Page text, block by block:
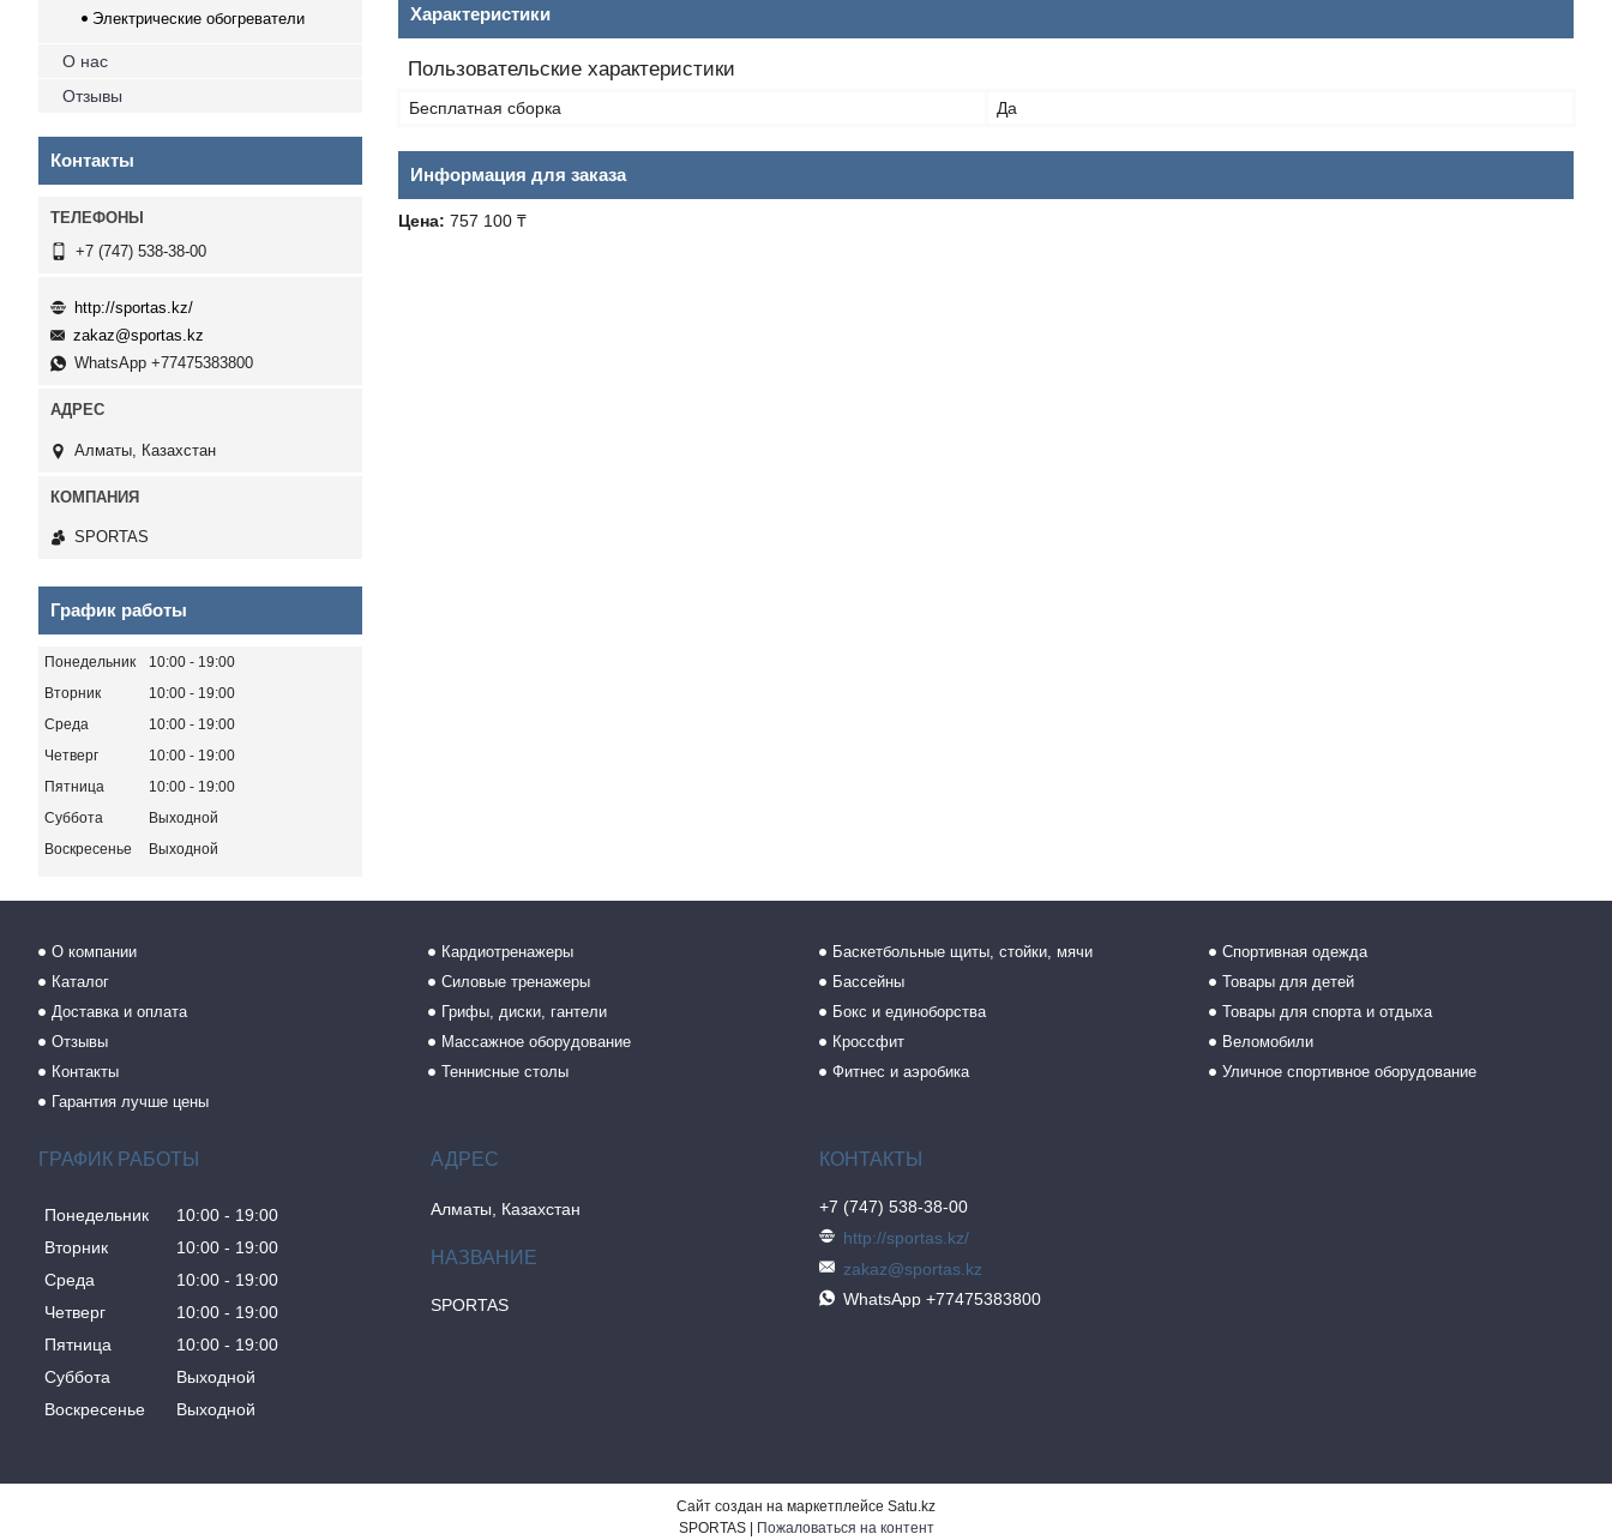
Характеристики
Пользовательские характеристики
Бесплатная сборка Да
Информация для заказа
Цена: 757 100 ₸
Электрические обогреватели
О нас
Отзывы
Контакты
+7 (747) 538-38-00
http://sportas.kz/
zakaz@sportas.kz
WhatsApp +77475383800
Алматы, Казахстан
SPORTAS
График работы
Понедельник 10:00
19:00
Вторник
10:00
19:00
Среда
10:00
19:00
Четверг
10:00
19:00
Пятница
10:00
19:00
Суббота
Выходной
Воскресенье
Выходной
О компании
Каталог
Доставка и оплата
Отзывы
Контакты
Гарантия лучше цены
Кардиотренажеры
Силовые тренажеры
Грифы, диски, гантели
Массажное оборудование
Теннисные столы
Баскетбольные щиты, стойки, мячи
Бассейны
Бокс и единоборства
Кроссфит
Фитнес и аэробика
Спортивная одежда
Товары для детей
Товары для спорта и отдыха
Веломобили
Уличное спортивное оборудование
ГРАФИК РАБОТЫ
Понедельник 10:00
19:00
Вторник
10:00
19:00
Среда
10:00
19:00
Четверг
10:00
19:00
Пятница
10:00
19:00
Суббота
Выходной
Воскресенье
Выходной
Алматы, Казахстан
SPORTAS
+7 (747) 538-38-00
http://sportas.kz/
zakaz@sportas.kz
WhatsApp +77475383800
Сайт создан на маркетплейсе Satu.kz
Пожаловаться на контент